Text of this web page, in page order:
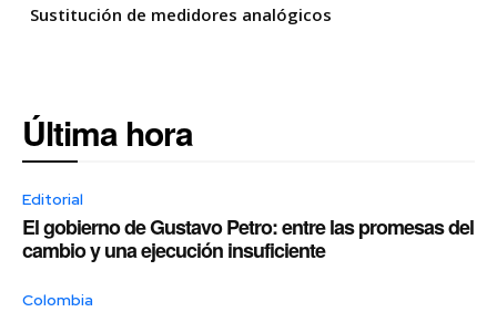
Sustitución de medidores analógicos
Última hora
Editorial
El gobierno de Gustavo Petro: entre las promesas del
cambio y una ejecución insuficiente
Colombia